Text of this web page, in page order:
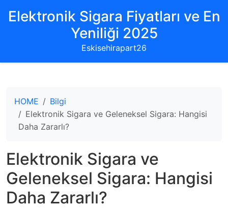
Elektronik Sigara Fiyatları ve En
Yeniliği 2025
Eskisehirapart26
HOME
Bilgi
Elektronik Sigara ve Geleneksel Sigara: Hangisi
Daha Zararlı?
Elektronik Sigara ve
Geleneksel Sigara: Hangisi
Daha Zararlı?